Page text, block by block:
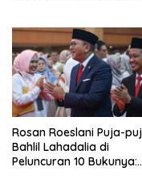
Rosan Roeslani Puja-
Bahlil Lahadalia di
Peluncuran 10 Bukunya: